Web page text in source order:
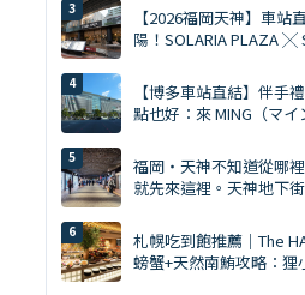
【2026福岡天神】車站
陽！SOLARIA PLAZA ╳
【博多車站直結】伴手
點也好：來 MING（マイ
（2026年版）
福岡・天神不知道從哪
就先來這裡。天神地下
札幌吃到飽推薦｜The
螃蟹+天然南鮪攻略：狸